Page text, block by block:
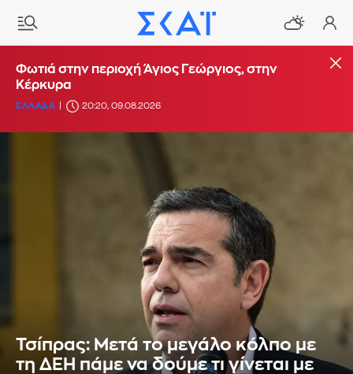
Φωτιά στην περιοχή Άγιος Γεώργιος, στην
Κέρκυρα
ΕΛΛΑΔΑ 20:20, 09.08.2026
Τσίπρας: Μετά το μεγάλο κόλπο με
τη ΔΕΗ πάμε να δούμε τι γίνεται με